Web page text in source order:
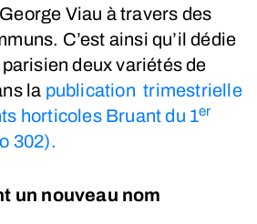
Viau à travers des
C’est ainsi qu’il dédie
deux variétés de
la publication trimestrielle
horticoles Bruant du 1er
302).
un nouveau nom